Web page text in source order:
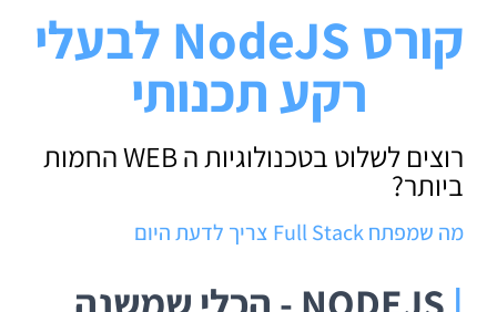
קורס NodeJS לבעלי
רקע תכנותי
רוצים לשלוט בטכנולוגיות ה WEB החמות
ביותר?
מה שמפתח Full Stack צריך לדעת היום